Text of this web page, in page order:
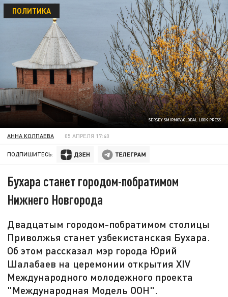
SERGEY SMIRNOV/GLOBAL LOOK PRESS
ПОЛИТИКА
АННА КОЛПАЕВА 05 АПРЕЛЯ 17:40
ПОДПИШИТЕСЬ:
Бухара станет городом-побратимом
Нижнего Новгорода
Двадцатым городом-побратимом столицы
Приволжья станет узбекистанская Бухара.
Об этом рассказал мэр города Юрий
Шалабаев на церемонии открытия XIV
Международного молодежного проекта
"Международная Модель ООН".